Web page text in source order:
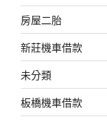
房屋二胎
新莊機車借款
未分類
板橋機車借款